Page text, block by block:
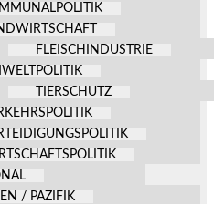
FLEISCHINDUSTRIE
TIERSCHUTZ
/ PAZIFIK